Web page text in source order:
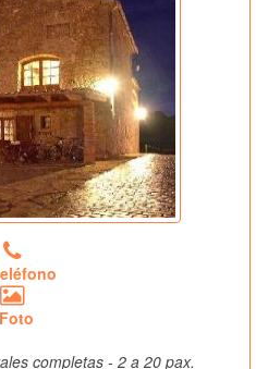
completas - 2 a 20 pax.